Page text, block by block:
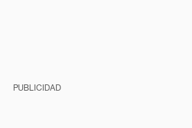
PUBLICIDAD